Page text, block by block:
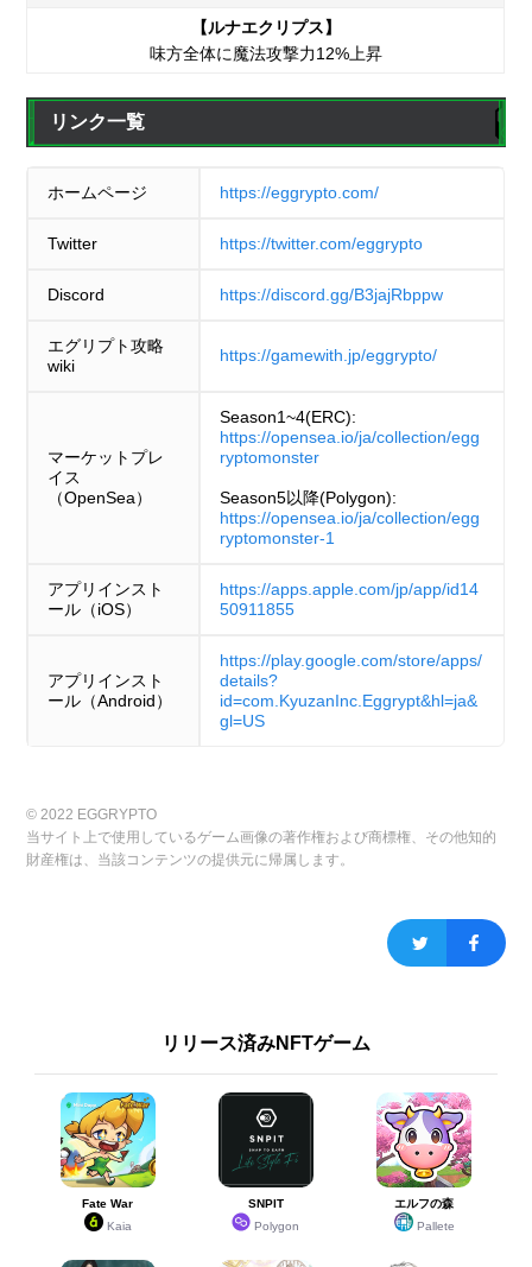
【ルナエクリプス】
味方全体に魔法攻撃力12%上昇
リンク一覧
ホームページ https://eggrypto.com/
Twitter https://twitter.com/eggrypto
Discord https://discord.gg/B3jajRbppw
エグリプト攻略
wiki
https://gamewith.jp/eggrypto/
マーケットプレ
イス
（OpenSea）
Season1~4(ERC):
https://opensea.io/ja/collection/egg
ryptomonster
Season5以降(Polygon):
https://opensea.io/ja/collection/egg
ryptomonster-1
アプリインスト
ール（iOS）
https://apps.apple.com/jp/app/id14
50911855
アプリインスト
ール（Android）
https://play.google.com/store/apps/
details?
id=com.KyuzanInc.Eggrypt&hl=ja&
gl=US
© 2022 EGGRYPTO
当サイト上で使用しているゲーム画像の著作権および商標権、その他知的
財産権は、当該コンテンツの提供元に帰属します。
リリース済みNFTゲーム
Fate War
Kaia
SNPIT
Polygon
エルフの森
Pallete